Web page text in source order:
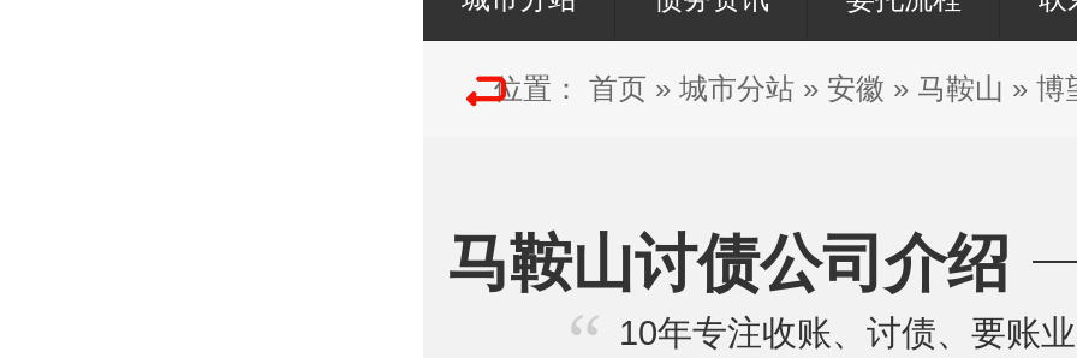
位置： 首页 » 城市分站» 安徽 » 马鞍山 » 博
马鞍山讨债公司介绍
10年专注收账、讨债、要账